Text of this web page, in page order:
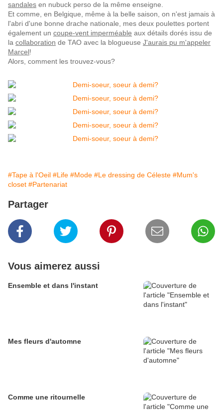
sandales en nubuck perso de la même enseigne.
Et comme, en Belgique, même à la belle saison, on n'est jamais à
l'abri d'une bonne drache nationale, mes deux poulettes portent
également un coupe-vent imperméable aux détails dorés issu de
la collaboration de TAO avec la blogueuse J'aurais pu m'appeler
Marcel!
Alors, comment les trouvez-vous?
#Tape à l'Oeil #Life #Mode #Le dressing de Céleste #Mum's
closet #Partenariat
Partager
Vous aimerez aussi
Ensemble et dans l'instant
Mes fleurs d'automne
Comme une ritournelle